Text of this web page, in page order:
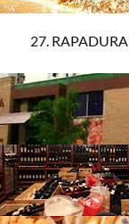
27. RAPADURA